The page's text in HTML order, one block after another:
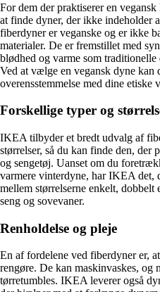
For dem der praktiserer en
at finde dyner, der ikke indeholder
fiberdyner er veganske og er ikke
materialer. De er fremstillet med
blødhed og varme som traditionelle
Ved at vælge en vegansk dyne
overensstemmelse med dine etiske
Forskellige typer og
IKEA tilbyder et bredt udvalg af
størrelser, så du kan finde den, der
og sengetøj. Uanset om du
varmere vinterdyne, har IKEA det,
mellem størrelserne enkelt,
seng og sovevaner.
Renholdelse og pleje
En af fordelene ved fiberdyner er,
rengøre. De kan maskinvaskes, og
tørretumbles. IKEA leverer også